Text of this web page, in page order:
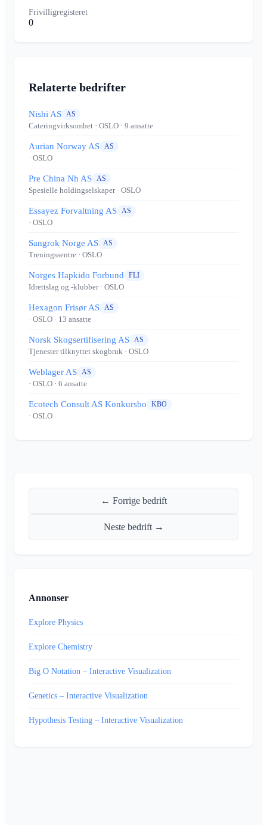
Frivilligregisteret
0
Relaterte bedrifter
Nishi AS AS
Cateringvirksomhet · OSLO · 9 ansatte
Aurian Norway AS AS
· OSLO
Pre China Nh AS AS
Spesielle holdingselskaper· OSLO
Essayez Forvaltning AS AS
· OSLO
Sangrok Norge AS AS
Treningssentre · OSLO
Norges Hapkido Forbund FLI
Idrettslag og -klubber· OSLO
Hexagon Frisør AS AS
· OSLO · 13 ansatte
Norsk Skogsertifisering AS AS
Tjenester tilknyttet skogbruk · OSLO
Weblager AS AS
· OSLO · 6 ansatte
Ecotech Consult AS Konkursbo KBO
· OSLO
← Forrige bedrift
Neste bedrift →
Annonser
Explore Physics
Explore Chemistry
Big O Notation – Interactive Visualization
Genetics – Interactive Visualization
Hypothesis Testing – Interactive Visualization